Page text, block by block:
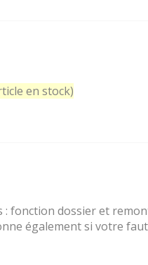
en stock)
fonction dossier et
également si votre